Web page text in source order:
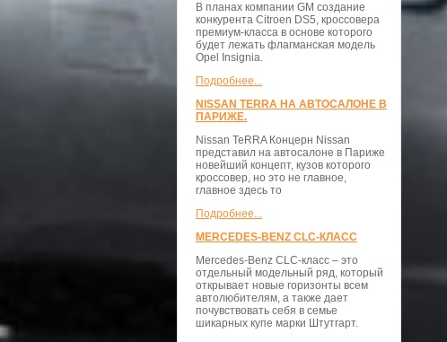
В планах компании GM создание
конкурента Citroen DS5, кроссовера
премиум-класса в основе которого
будет лежать флагманская модель
Opel Insignia.
Подробнее...
NISSAN TERRA НА АВТОСАЛОНЕ В
ПАРИЖЕ.
Nissan TeRRA Концерн Nissan
представил на автосалоне в Париже
новейший концепт, кузов которого
кроссовер, но это не главное,
главное здесь то
Подробнее...
MERCEDES-BENZ CLC-КЛАСС
Mercedes-Benz CLC-класс – это
отдельный модельный ряд, который
открывает новые горизонты всем
автолюбителям, а также дает
почувствовать себя в семье
шикарных купе марки Штутгарт.